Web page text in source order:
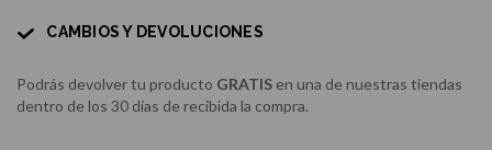
CAMBIOS Y DEVOLUCIONES
Podrás devolver tu producto GRATIS en una de nuestras tiendas
dentro de los 30 días de recibida la compra.